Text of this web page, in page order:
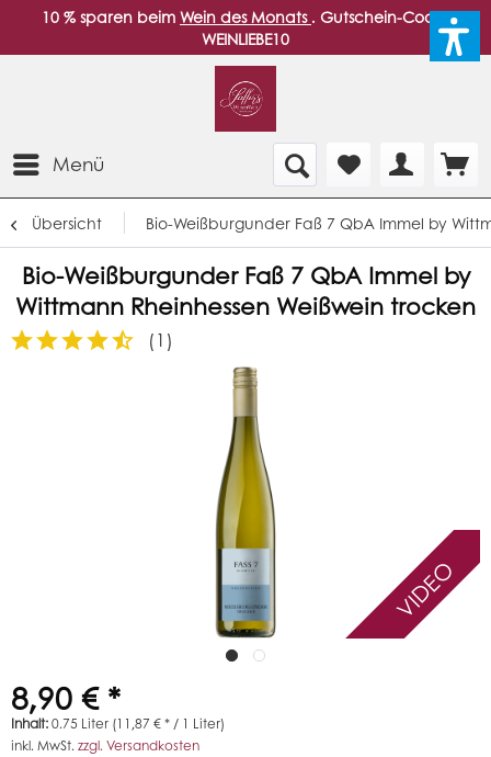
10 % sparen beim Wein des Monats . Gutschein-Code:
WEINLIEBE10
Menü
Übersicht Bio-Weißburgunder Faß 7 QbA Immel by
Bio-Weißburgunder Faß 7 QbA Immel by
Wittmann Rheinhessen Weißwein trocken
(1 )
VIDEO
8,90 € *
Inhalt:0.75 Liter (11,87 € * / 1 Liter)
inkl. MwSt. zzgl. Versandkosten